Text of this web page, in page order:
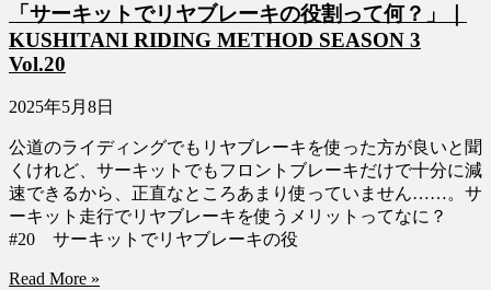
「サーキットでリヤブレーキの役割って何？」｜
KUSHITANI RIDING METHOD SEASON 3
Vol.20
2025年5月8日
公道のライディングでもリヤブレーキを使った方が良いと聞
くけれど、サーキットでもフロントブレーキだけで十分に減
速できるから、正直なところあまり使っていません……。サ
ーキット走行でリヤブレーキを使うメリットってなに？
#20 サーキットでリヤブレーキの役
Read More »